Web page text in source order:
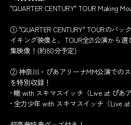
"QUARTER CENTURY" TOUR Making
① "QUARTER CENTURY" TOURのバッ
イキング映像と、TOUR全21公演から
集映像！(約80分予定)
② 神奈川・ぴあアリーナMM公演での
を特別収録！
• 轍 with スキマスイッチ（Live at ぴあ
• 全力少年 with スキマスイッチ（Live at